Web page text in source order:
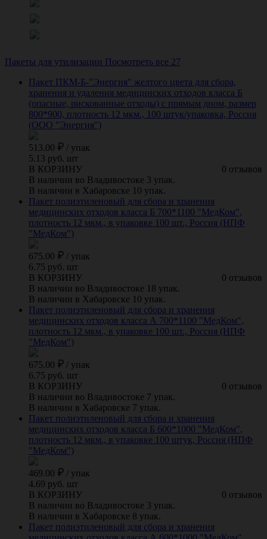
Пакеты для утилизации Посмотреть все 27
Пакет ПКМ-Б-"Энергия" желтого цвета для сбора,
хранения и удаления медицинских отходов класса Б
(опасные, рискованные отходы) с прямым дном, размер
800*900, плотность 12 мкм., 100 штук/упаковка, Россия
(ООО "Энергия")
513.00 / упак
5.13 руб. шт
0 отзывов
В КОРЗИНУ
В наличии во Владивостоке 3 упак.
В наличии в Хабаровске 10 упак.
Пакет полиэтиленовый для сбора и хранения
медицинских отходов класса Б 700*1100 "МедКом",
плотность 12 мкм., в упаковке 100 шт., Россия (НПФ
"МедКом")
675.00 / упак
6.75 руб. шт
0 отзывов
В КОРЗИНУ
В наличии во Владивостоке 18 упак.
В наличии в Хабаровске 10 упак.
Пакет полиэтиленовый для сбора и хранения
медицинских отходов класса А 700*1100 "МедКом",
плотность 12 мкм., в упаковке 100 шт., Россия (НПФ
"МедКом")
675.00 / упак
6.75 руб. шт
0 отзывов
В КОРЗИНУ
В наличии во Владивостоке 7 упак.
В наличии в Хабаровске 7 упак.
Пакет полиэтиленовый для сбора и хранения
медицинских отходов класса Б 600*1000 "МедКом",
плотность 12 мкм., в упаковке 100 штук, Россия (НПФ
"МедКом")
469.00 / упак
4.69 руб. шт
0 отзывов
В КОРЗИНУ
В наличии во Владивостоке 3 упак.
В наличии в Хабаровске 8 упак.
Пакет полиэтиленовый для сбора и хранения